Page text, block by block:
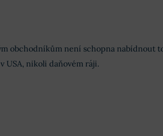
obchodníkům není schopna nabídnout
USA, nikoli daňovém ráji.